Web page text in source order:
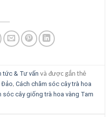
tức & Tư vấn và được gắn thẻ
Đảo,Cách chăm sóc cây trà hoa
sóc cây giống trà hoa vàng Tam